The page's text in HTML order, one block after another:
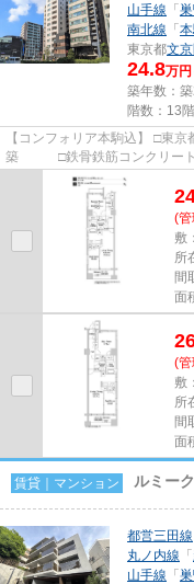
山手線 「
南北線 「
東京都文
24.8万円
築年数：
階数：13
【コンフォリア本駒込】 □東京都文京区本駒込２丁目２９－２４ □2005年１月
築 □鉄骨鉄筋コンクリート造１３階建 都営三田線「
立地に建つ人気のペット可物...
(
敷
所
間
面
(
敷
所
間
面
賃貸｜マンション ルミー
都営三田線
丸ノ内線 「
山手線 「